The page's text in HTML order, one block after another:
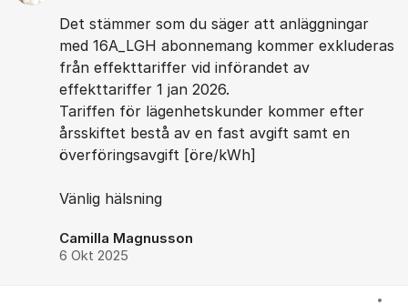
Det stämmer som du säger att anläggningar
med 16A_LGH abonnemang kommer exkluderas
från effekttariffer vid införandet av
effekttariffer 1 jan 2026.
Tariffen för lägenhetskunder kommer efter
årsskiftet bestå av en fast avgift samt en
överföringsavgift [öre/kWh]
Vänlig hälsning
Camilla Magnusson
6 Okt 2025